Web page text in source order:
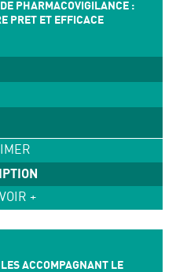
DE PHARMACOVIGILANCE :
PRET ET EFFICACE
+
ACCOMPAGNANT LE